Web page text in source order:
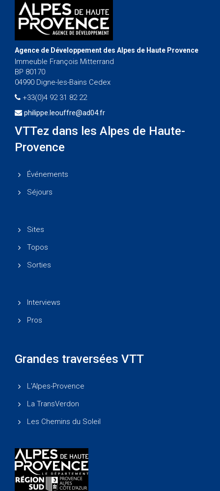
Agence de Développement des Alpes de Haute Provence
Immeuble François Mitterrand
BP 80170
04990 Digne-les-Bains Cedex
+33(0)4 92 31 82 22
philippe.leouffre@ad04.fr
VTTez dans les Alpes de Haute-
Provence
Événements
Séjours
Sites
Topos
Sorties
Interviews
Pros
Grandes traversées VTT
L'Alpes-Provence
La TransVerdon
Les Chemins du Soleil